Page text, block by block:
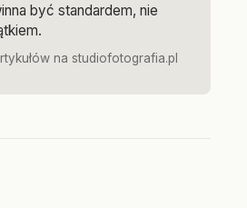
być standardem, nie
na studiofotografia.pl